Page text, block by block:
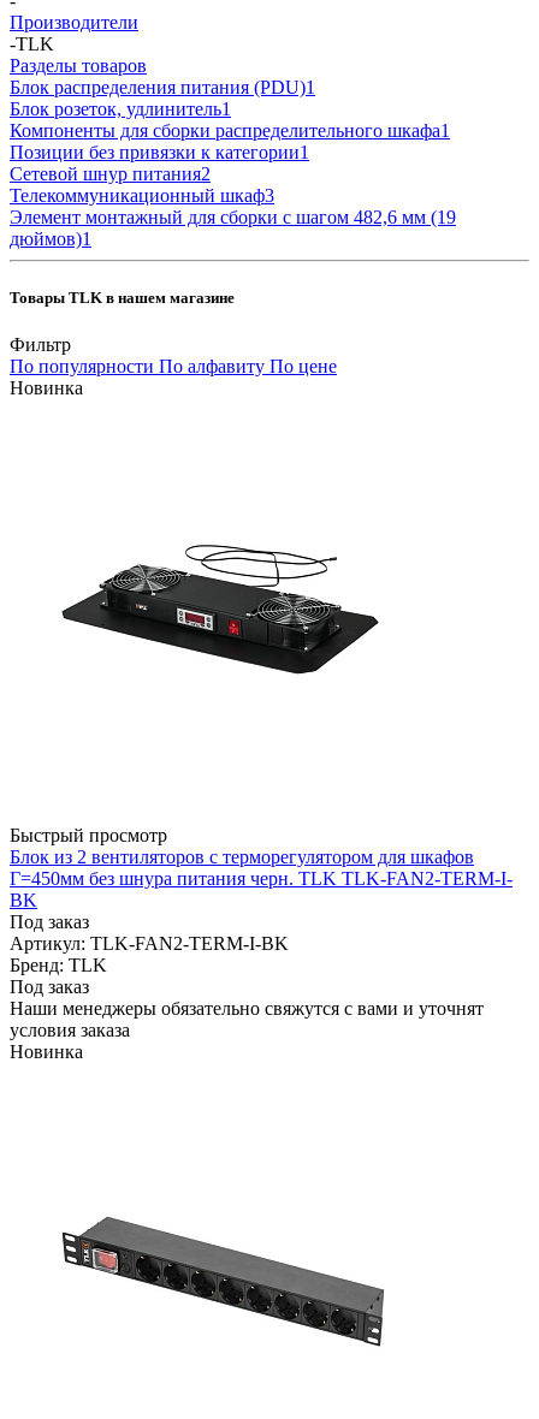
Производители
-TLK
Разделы товаров
Блок распределения питания (PDU)1
Блок розеток, удлинитель1
Компоненты для сборки распределительного шкафа1
Позиции без привязки к категории1
Сетевой шнур питания2
Телекоммуникационный шкаф3
Элемент монтажный для сборки с шагом 482,6 мм (19
дюймов)1
Товары TLK в нашем магазине
Фильтр
По популярности По алфавиту По цене
Новинка
Быстрый просмотр
Блок из 2 вентиляторов с терморегулятором для шкафов
Г=450мм без шнура питания черн. TLK TLK-FAN2-TERM-I-
BK
Под заказ
Артикул: TLK-FAN2-TERM-I-BK
Бренд: TLK
Под заказ
Наши менеджеры обязательно свяжутся с вами и уточнят
условия заказа
Новинка